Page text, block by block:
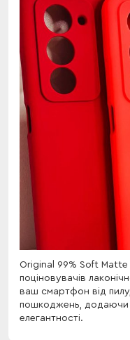
Original 99% Soft Matte
поціновувачів
ваш смартфон від
пошкоджень, додаючи
елегантності.